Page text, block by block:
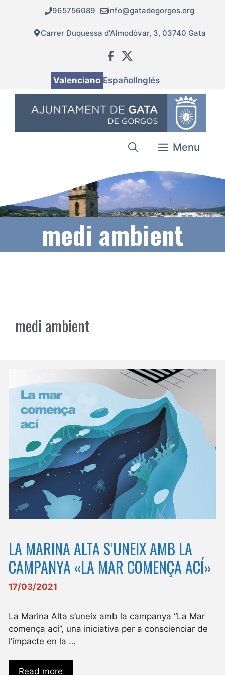
contingut
965756089 info@gatadegorgos.org
Carrer Duquessa d'Almodóvar, 3, 03740 Gata
Valenciano EspañolInglés
Menu
medi ambient
medi ambient
LA MARINA ALTA S’UNEIX AMB LA
CAMPANYA «LA MAR COMENÇA ACÍ»
17/03/2021
La Marina Alta s’uneix amb la campanya “La Mar
comença ací”, una iniciativa per a conscienciar de
l’impacte en la …
Read more